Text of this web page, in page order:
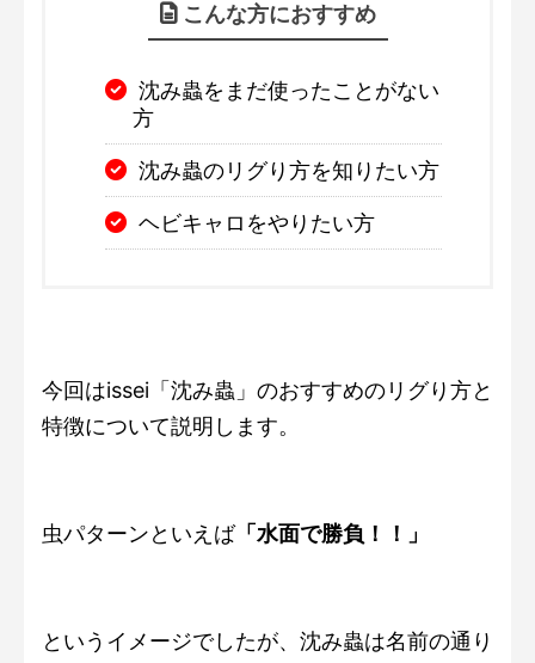
こんな方におすすめ
沈み蟲をまだ使ったことがない
方
沈み蟲のリグり方を知りたい方
ヘビキャロをやりたい方
今回はissei「沈み蟲」のおすすめのリグり方と
特徴について説明します。
虫パターンといえば「水面で勝負！！」
というイメージでしたが、沈み蟲は名前の通り